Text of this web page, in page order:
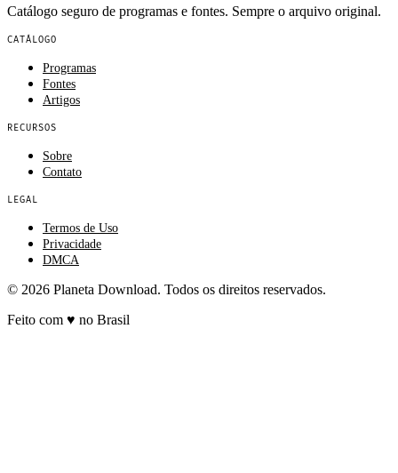
Catálogo seguro de programas e fontes. Sempre o arquivo original.
CATÁLOGO
Programas
Fontes
Artigos
RECURSOS
Sobre
Contato
LEGAL
Termos de Uso
Privacidade
DMCA
© 2026 Planeta Download. Todos os direitos reservados.
Feito com ♥ no Brasil